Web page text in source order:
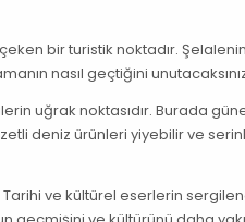
bir turistik noktadır.
nasıl geçtiğini
uğrak noktasıdır. Burada
deniz ürünleri yiyebilir ve
ve kültürel eserlerin